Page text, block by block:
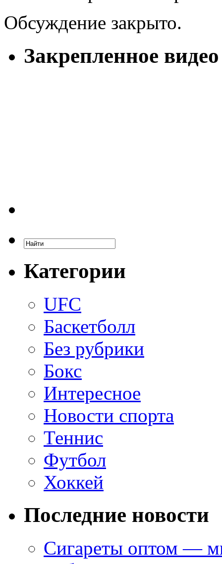
Обсуждение закрыто.
Закрепленное видео
Категории
UFC
Баскетболл
Без рубрики
Бокс
Интересное
Новости спорта
Теннис
Футбол
Хоккей
Последние новости
Сигареты оптом —